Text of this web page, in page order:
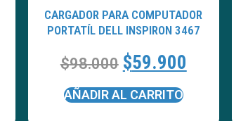
CARGADOR PARA COMPUTADOR
PORTATÍL DELL INSPIRON 3467
$98.000 $59.900
AÑADIR AL CARRITO